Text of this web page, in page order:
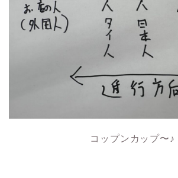
コップンカップ〜♪